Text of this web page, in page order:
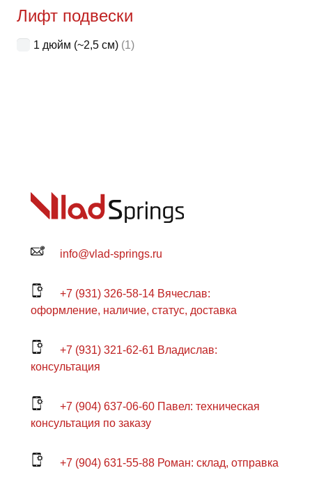
Лифт подвески
1 дюйм (~2,5 см) (1)
info@vlad-springs.ru
+7 (931) 326-58-14 Вячеслав:
оформление, наличие, статус, доставка
+7 (931) 321-62-61 Владислав:
консультация
+7 (904) 637-06-60 Павел: техническая
консультация по заказу
+7 (904) 631-55-88 Роман: склад, отправка